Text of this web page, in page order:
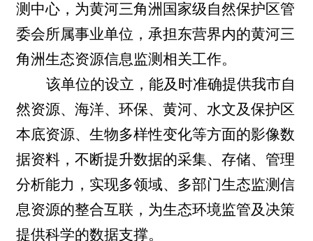
测中心， 为黄河三角洲国家级自然保护区管
委会所属事业单位，承担东营界内的黄河三
角洲生态资源信息监测相关工作。
该单位的设立，能及时准确提供我市自
然资源、海洋、环保、黄河、水文及保护区
本底资源、生物多样性变化等方面的影像数
据资料，不断提升数据的采集、存储、管理
分析能力，实现多领域、多部门生态监测信
息资源的整合互联，为生态环境监管及决策
提供科学的数据支撑。